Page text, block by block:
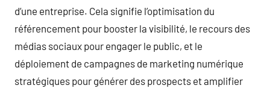
d’une entreprise. Cela signifie l’optimisation du
référencement pour booster la visibilité, le recours des
médias sociaux pour engager le public, et le
déploiement de campagnes de marketing numérique
stratégiques pour générer des prospects et amplifier